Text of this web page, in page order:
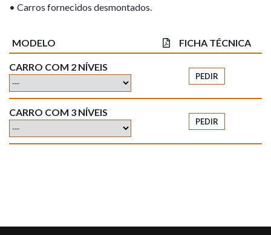
• Carros fornecidos desmontados.
MODELO FICHA TÉCNICA
CARRO COM 2 NÍVEIS
PEDIR
CARRO COM 3 NÍVEIS
PEDIR